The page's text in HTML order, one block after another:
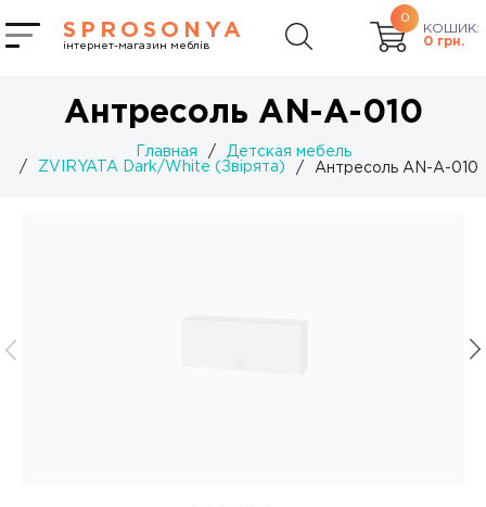
SPROSONYA
інтернет-магазин меблів
0
КОШИК:
0 грн.
Антресоль AN-А-010
Главная /
Детская мебель
/
ZVIRYATA Dark/White (Звірята) / Антресоль AN-А-010